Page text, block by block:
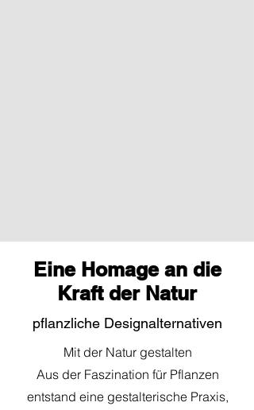
Eine Homage an die
Kraft der Natur
pflanzliche Designalternativen
Mit der Natur gestalten
Aus der Faszination für Pflanzen
entstand eine gestalterische Praxis,